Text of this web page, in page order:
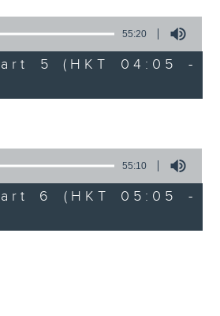
55:20
5 (HKT 04:05 -
55:10
6 (HKT 05:05 -